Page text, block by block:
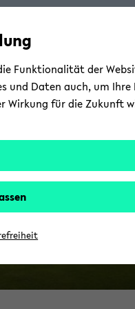
Funktionalität der
und Daten auch, um
Wirkung für die Zukunft